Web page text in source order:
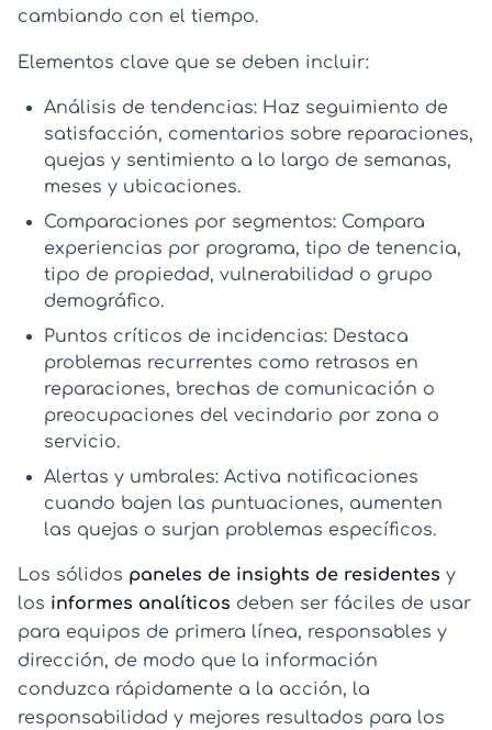
cambiando con el tiempo.
Elementos clave que se deben incluir:
Análisis de tendencias: Haz seguimiento de
satisfacción, comentarios sobre reparaciones,
quejas y sentimiento a lo largo de semanas,
meses y ubicaciones.
Comparaciones por segmentos: Compara
experiencias por programa, tipo de tenencia,
tipo de propiedad, vulnerabilidad o grupo
demográfico.
Puntos críticos de incidencias: Destaca
problemas recurrentes como retrasos en
reparaciones, brechas de comunicación o
preocupaciones del vecindario por zona o
servicio.
Alertas y umbrales: Activa notificaciones
cuando bajen las puntuaciones, aumenten
las quejas o surjan problemas específicos.
Los sólidos paneles de insights de residentes y
los informes analíticos deben ser fáciles de usar
para equipos de primera línea, responsables y
dirección, de modo que la información
conduzca rápidamente a la acción, la
responsabilidad y mejores resultados para los